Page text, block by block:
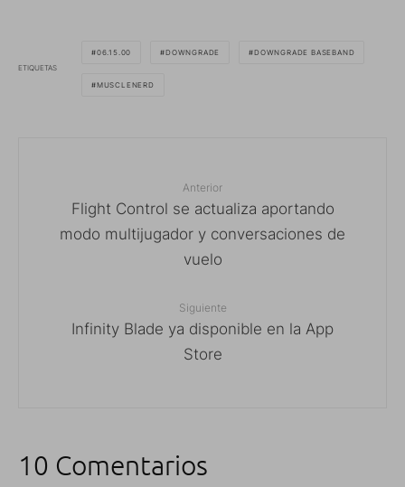
ETIQUETAS
06.15.00 DOWNGRADE DOWNGRADE BASEBAND
MUSCLENERD
Anterior
Flight Control se actualiza aportando
modo multijugador y conversaciones de
vuelo
Siguiente
Infinity Blade ya disponible en la App
Store
10 Comentarios